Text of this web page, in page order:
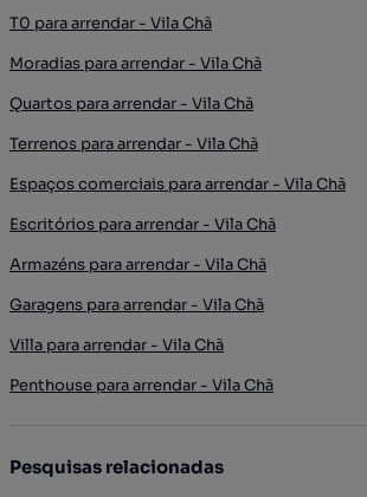
T0 para arrendar - Vila Chã
Moradias para arrendar - Vila Chã
Quartos para arrendar - Vila Chã
Terrenos para arrendar - Vila Chã
Espaços comerciais para arrendar - Vila Chã
Escritórios para arrendar - Vila Chã
Armazéns para arrendar - Vila Chã
Garagens para arrendar - Vila Chã
Villa para arrendar - Vila Chã
Penthouse para arrendar - Vila Chã
Pesquisas relacionadas